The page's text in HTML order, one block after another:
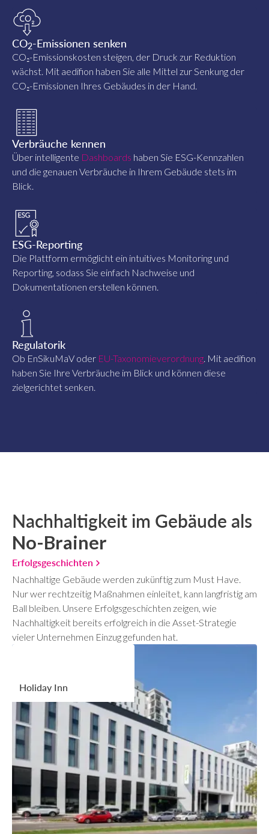
CO2-Emissionen senken
CO₂-Emissionskosten steigen, der Druck zur Reduktion
wächst. Mit aedifion haben Sie alle Mittel zur Senkung der
CO₂-Emissionen Ihres Gebäudes in der Hand.
Verbräuche kennen
Über intelligente Dashboards haben Sie ESG-Kennzahlen
und die genauen Verbräuche in Ihrem Gebäude stets im
Blick.
ESG-Reporting
Die Plattform ermöglicht ein intuitives Monitoring und
Reporting, sodass Sie einfach Nachweise und
Dokumentationen erstellen können.
Regulatorik
Ob EnSikuMaV oder EU-Taxonomieverordnung. Mit aedifion
haben Sie Ihre Verbräuche im Blick und können diese
zielgerichtet senken.
Nachhaltigkeit im Gebäude als
No-Brainer
Erfolgsgeschichten
Nachhaltige Gebäude werden zukünftig zum Must Have.
Nur wer rechtzeitig Maßnahmen einleitet, kann langfristig am
Ball bleiben. Unsere Erfolgsgeschichten zeigen, wie
Nachhaltigkeit bereits erfolgreich in die Asset-Strategie
vieler Unternehmen Einzug gefunden hat.
Holiday Inn